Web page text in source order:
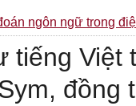
ngôn ngữ trong
tiếng Việt